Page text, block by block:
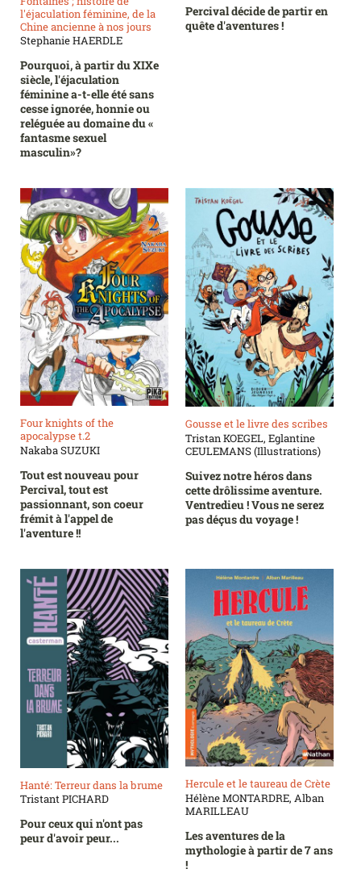
l'éjaculation féminine, de la
Chine ancienne à nos jours
Stephanie HAERDLE
Pourquoi, à partir du XIXe
siècle, l'éjaculation
féminine a-t-elle été sans
cesse ignorée, honnie ou
reléguée au domaine du «
fantasme sexuel
masculin»?
Percival décide de partir en
quête d'aventures !
Four knights of the
apocalypse t.2
Nakaba SUZUKI
Tout est nouveau pour
Percival, tout est
passionnant, son coeur
frémit à l'appel de
l'aventure !!
Gousse et le livre des scribes
Tristan KOEGEL, Eglantine
CEULEMANS (Illustrations)
Suivez notre héros dans
cette drôlissime aventure.
Ventredieu ! Vous ne serez
pas déçus du voyage !
Hanté: Terreur dans la brume
Tristant PICHARD
Pour ceux qui n'ont pas
peur d'avoir peur...
Hercule et le taureau de Crète
Hélène MONTARDRE, Alban
MARILLEAU
Les aventures de la
mythologie à partir de 7 ans
!